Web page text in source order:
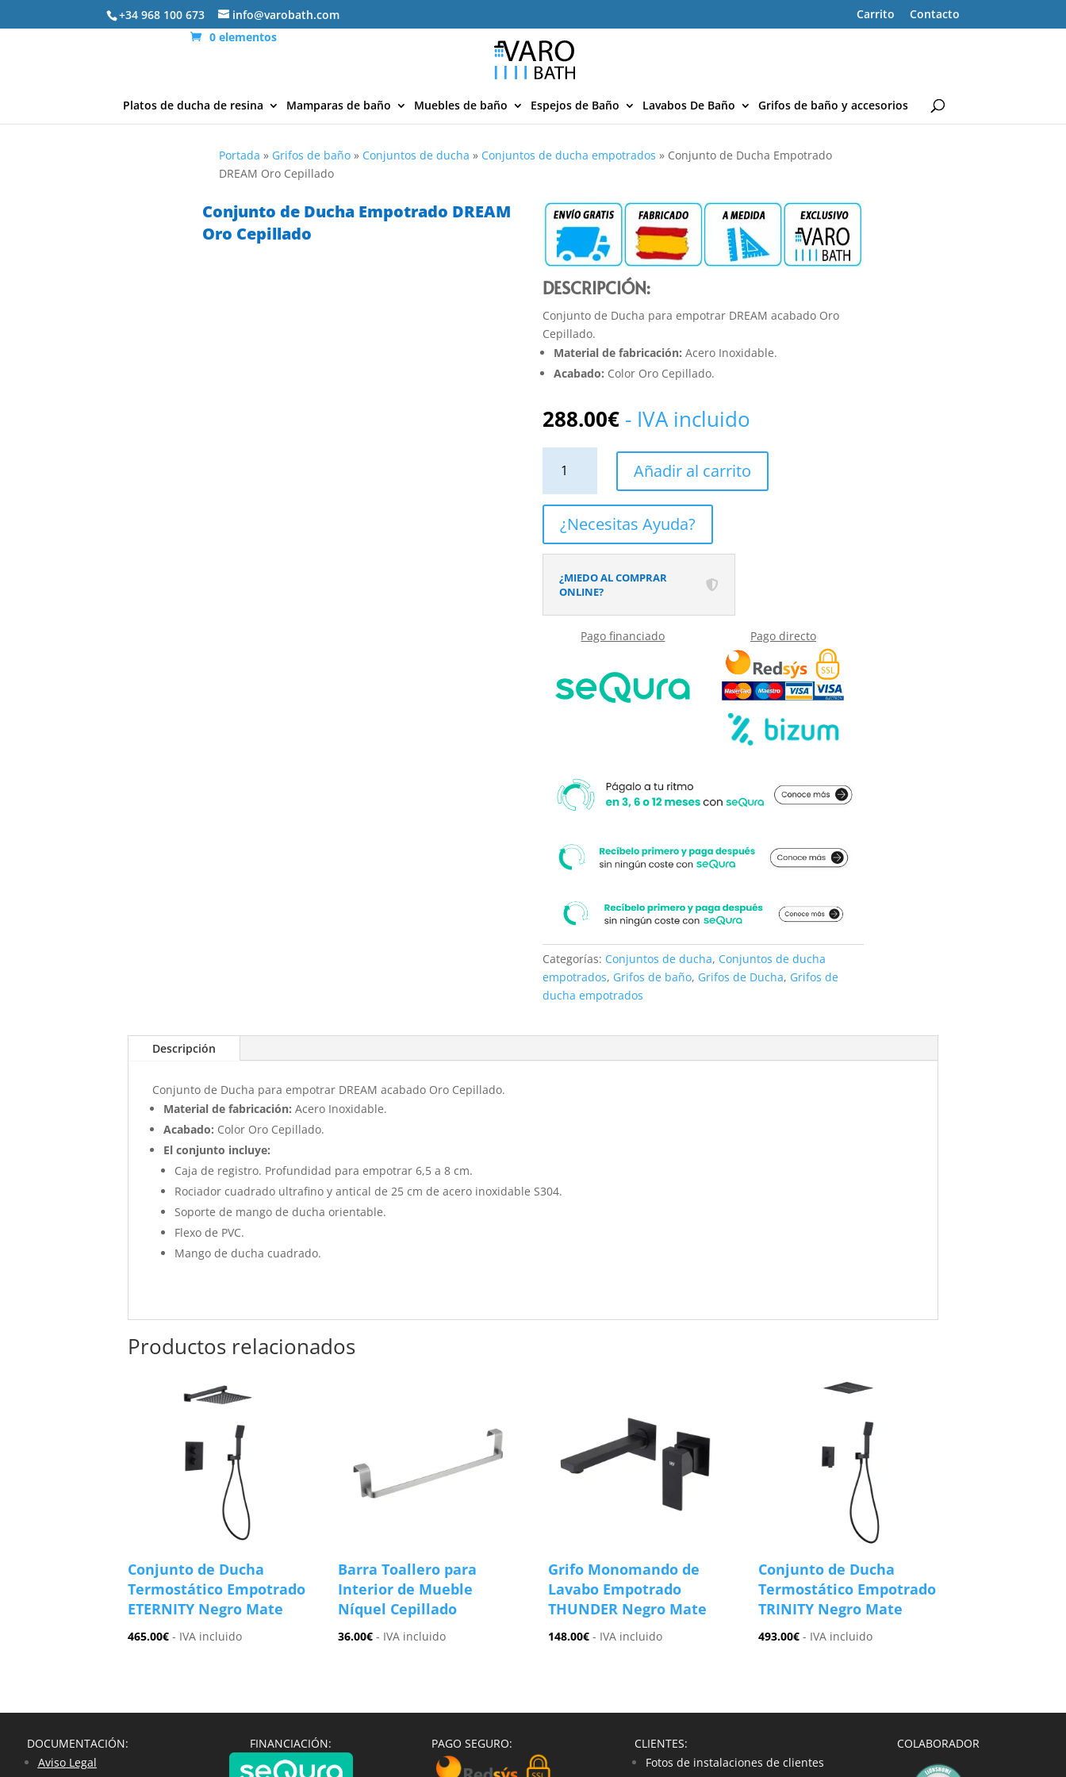
+34 968 100 673 info@varobath.com Carrito
Contacto
0 elementos
Platos de ducha de resina Mamparas de baño Muebles de baño Espejos de Baño Lavabos De Baño Grifos de baño y accesorios
Portada » Grifos de baño » Conjuntos de ducha » Conjuntos de ducha empotrados » Conjunto de Ducha Empotrado
DREAM Oro Cepillado
Conjunto de Ducha Empotrado DREAM
Oro Cepillado
DESCRIPCIÓN:
Conjunto de Ducha para empotrar DREAM acabado Oro
Cepillado.
Material de fabricación: Acero Inoxidable.
Acabado: Color Oro Cepillado.
288.00€ - IVA incluido
Ducha
Empotrado
DREAM
Oro
cantidad
Añadir al carrito
¿Necesitas Ayuda?
¿MIEDO AL COMPRAR
ONLINE?
Pago financiado Pago directo
Categorías: Conjuntos de ducha, Conjuntos de ducha
empotrados, Grifos de baño, Grifos de Ducha, Grifos de
ducha empotrados
Descripción
Conjunto de Ducha para empotrar DREAM acabado Oro Cepillado.
Material de fabricación: Acero Inoxidable.
Acabado: Color Oro Cepillado.
El conjunto incluye:
Caja de registro. Profundidad para empotrar 6,5 a 8 cm.
Rociador cuadrado ultrafino y antical de 25 cm de acero inoxidable S304.
Soporte de mango de ducha orientable.
Flexo de PVC.
Mango de ducha cuadrado.
Productos relacionados
Conjunto de Ducha
Termostático Empotrado
ETERNITY Negro Mate
465.00€ - IVA incluido
Barra Toallero para
Interior de Mueble
Níquel Cepillado
36.00€ - IVA incluido
Grifo Monomando de
Lavabo Empotrado
THUNDER Negro Mate
148.00€ - IVA incluido
Conjunto de Ducha
Termostático Empotrado
TRINITY Negro Mate
493.00€ - IVA incluido
DOCUMENTACIÓN:
Aviso Legal
FINANCIACIÓN: PAGO SEGURO:
CLIENTES:
Fotos de instalaciones de clientes
COLABORADOR